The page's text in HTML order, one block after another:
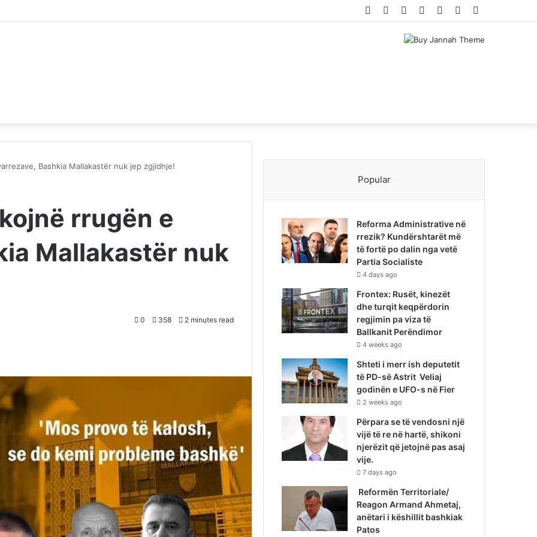
Random
Log
Instagram
YouTube
Twitter
Facebook
Bashkia Mallakastër nuk jep zgjidhje!
rrugën e
Mallakastër nuk
0 358 2 minutes read
Popular
Reforma Administrative në
rrezik? Kundërshtarët më
të fortë po dalin nga vetë
Partia Socialiste
4 days ago
Frontex: Rusët, kinezët
dhe turqit keqpërdorin
regjimin pa viza të
Ballkanit Perëndimor
4 weeks ago
Shteti i merr ish deputetit
të PD-së Astrit Veliaj
godinën e UFO-s në Fier
2 weeks ago
Përpara se të vendosni një
vijë të re në hartë, shikoni
njerëzit që jetojnë pas asaj
vije.
7 days ago
Reformën Territoriale/
Reagon Armand Ahmetaj,
anëtari i këshillit bashkiak
Patos